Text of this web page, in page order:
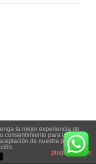
-2026 Aviso legal
la mejor experiencia de
consentimiento para la
de nuestra política de
plugin cookies